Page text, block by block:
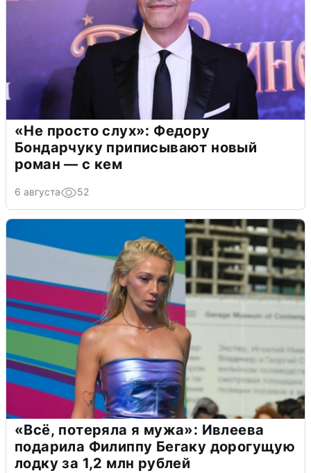
«Не просто слух»: Федору
Бондарчуку приписывают новый
роман — с кем
6 августа 52
«Всё, потеряла я мужа»: Ивлеева
подарила Филиппу Бегаку дорогущую
лодку за 1,2 млн рублей